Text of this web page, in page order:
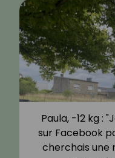
Paula, -12 kg :
sur Facebook
cherchais une